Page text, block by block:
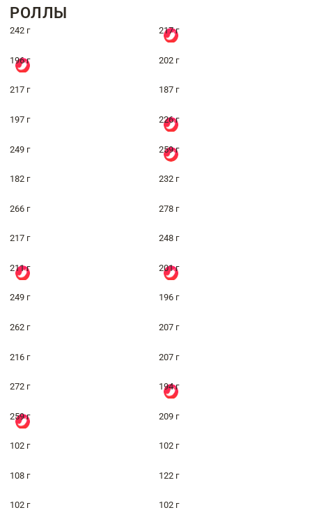
РОЛЛЫ
242 г 217 г
196 г 202 г
217 г 187 г
197 г 226 г
249 г 259 г
182 г 232 г
266 г 278 г
217 г 248 г
211 г 201 г
249 г 196 г
262 г 207 г
216 г 207 г
272 г 194 г
259 г 209 г
102 г 102 г
108 г 122 г
102 г 102 г